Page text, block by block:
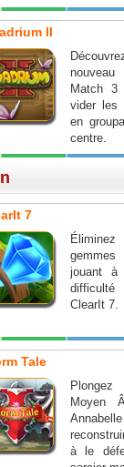
II
Match 3
vider les
en
centre.
7
jouant à
ClearIt 7.
Tale
Moyen
à le